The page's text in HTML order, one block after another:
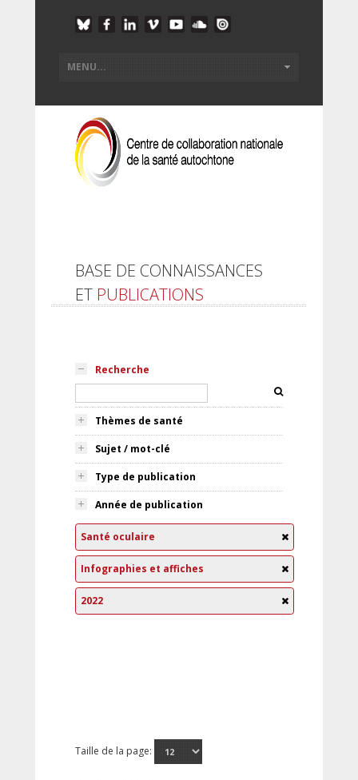
BASE DE CONNAISSANCES
ET PUBLICATIONS
Recherche
Thèmes de santé
Sujet / mot-clé
Type de publication
Année de publication
Santé oculaire
Infographies et affiches
2022
Taille de la page: